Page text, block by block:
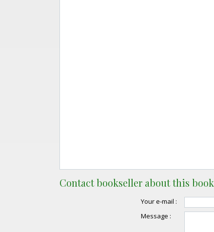
Contact bookseller about this book
Your e-mail :
Message :